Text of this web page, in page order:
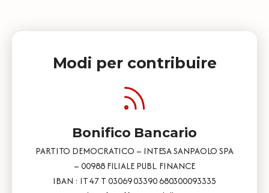
Modi per contribuire
Bonifico Bancario
PARTITO DEMOCRATICO – INTESA SANPAOLO SPA
– 00988 FILIALE PUBL. FINANCE
IBAN : IT 47 T 03069 03390 680300093335